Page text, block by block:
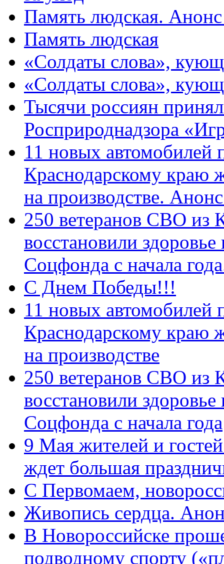
Память людская.
Память людская
«Солдаты слова»,
«Солдаты слова»,
Тысячи россиян
Росприроднадзора
11 новых автомобилей
Краснодарскому краю
на производстве.
250 ветеранов СВО из
восстановили
Соцфонда с начала
С Днем Победы!!!
11 новых автомобилей
Краснодарскому краю
на производстве
250 ветеранов СВО из
восстановили
Соцфонда с начала года
9 Мая жителей и
ждет большая
C Первомаем,
Живопись сердца.
В Новороссийске
подводному спорту